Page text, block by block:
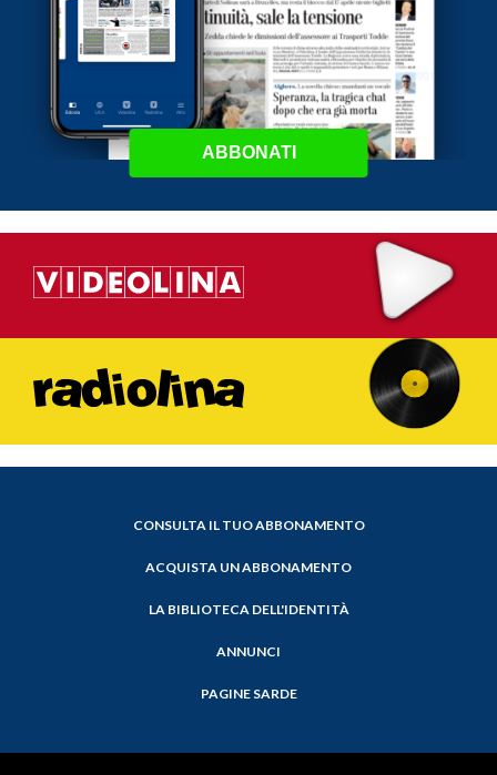
ABBONATI
CONSULTA IL TUO ABBONAMENTO
ACQUISTA UN ABBONAMENTO
LA BIBLIOTECA DELL'IDENTITÀ
ANNUNCI
PAGINE SARDE